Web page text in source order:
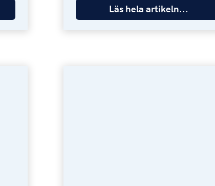
Läs hela artikeln...